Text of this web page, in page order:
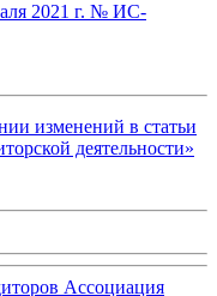
2021 г. № ИС-
изменений в статьи
деятельности»